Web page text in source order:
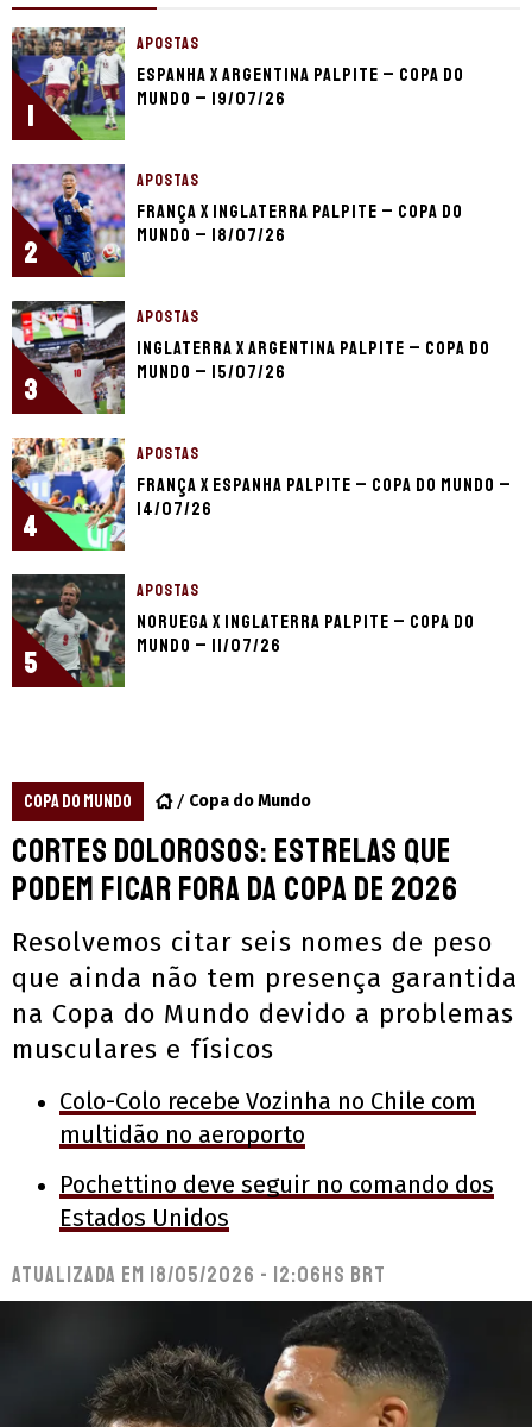
1
APOSTAS
Espanha x Argentina palpite – Copa do
Mundo – 19/07/26
2
APOSTAS
França x Inglaterra palpite – Copa do
Mundo – 18/07/26
3
APOSTAS
Inglaterra x Argentina palpite – Copa do
Mundo – 15/07/26
4
APOSTAS
França x Espanha palpite – Copa do Mundo –
14/07/26
5
APOSTAS
Noruega x Inglaterra palpite – Copa do
Mundo – 11/07/26
COPA DO MUNDO Copa do Mundo
Cortes dolorosos: estrelas que
podem ficar fora da Copa de 2026
Resolvemos citar seis nomes de peso
que ainda não tem presença garantida
na Copa do Mundo devido a problemas
musculares e físicos
Colo-Colo recebe Vozinha no Chile com
multidão no aeroporto
Pochettino deve seguir no comando dos
Estados Unidos
Atualizada em 18/05/2026 - 12:06hs BRT